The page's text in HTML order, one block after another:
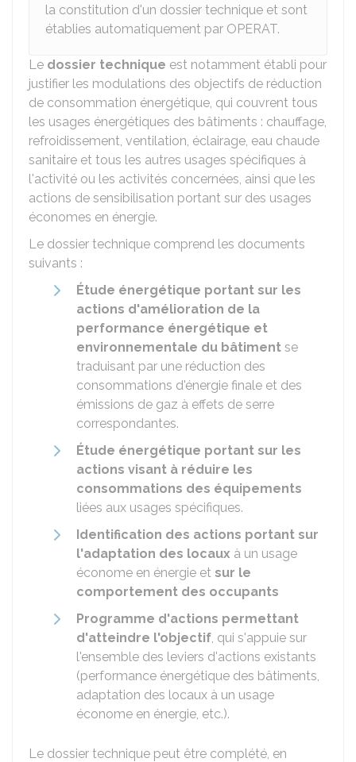
la constitution d'un dossier technique et sont
établies automatiquement par OPERAT.
Le dossier technique est notamment établi pour
justifier les modulations des objectifs de réduction
de consommation énergétique, qui couvrent tous
les usages énergétiques des bâtiments : chauffage,
refroidissement, ventilation, éclairage, eau chaude
sanitaire et tous les autres usages spécifiques à
l'activité ou les activités concernées, ainsi que les
actions de sensibilisation portant sur des usages
économes en énergie.
Le dossier technique comprend les documents
suivants :
Étude énergétique portant sur les
actions d'amélioration de la
performance énergétique et
environnementale du bâtiment se
traduisant par une réduction des
consommations d'énergie finale et des
émissions de gaz à effets de serre
correspondantes.
Étude énergétique portant sur les
actions visant à réduire les
consommations des équipements
liées aux usages spécifiques.
Identification des actions portant sur
l'adaptation des locaux à un usage
économe en énergie et sur le
comportement des occupants
Programme d'actions permettant
d'atteindre l'objectif, qui s'appuie sur
l'ensemble des leviers d'actions existants
(performance énergétique des bâtiments,
adaptation des locaux à un usage
économe en énergie, etc.).
Le dossier technique peut être complété, en